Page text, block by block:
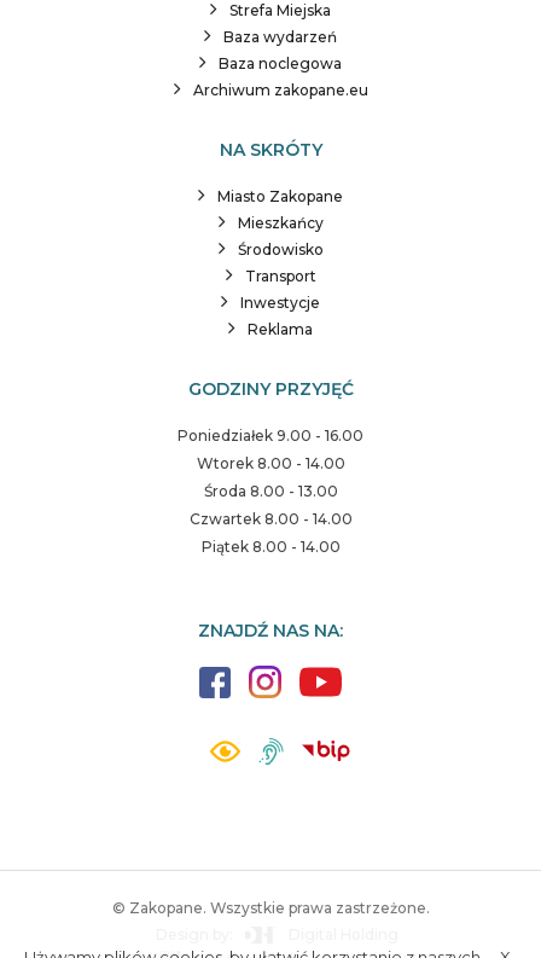
Strefa Miejska
Baza wydarzeń
Baza noclegowa
Archiwum zakopane.eu
NA SKRÓTY
Miasto Zakopane
Mieszkańcy
Środowisko
Transport
Inwestycje
Reklama
GODZINY PRZYJĘĆ
Poniedziałek 9.00 - 16.00
Wtorek 8.00 - 14.00
Środa 8.00 - 13.00
Czwartek 8.00 - 14.00
Piątek 8.00 - 14.00
ZNAJDŹ NAS NA:
© Zakopane. Wszystkie prawa zastrzeżone.